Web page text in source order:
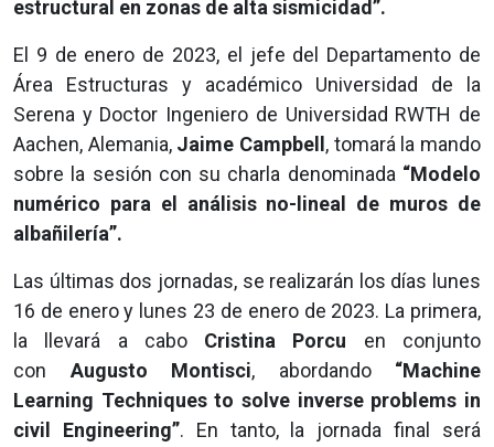
estructural en zonas de alta sismicidad”.
El 9 de enero de 2023, el jefe del Departamento de
Área Estructuras y académico Universidad de la
Serena y Doctor Ingeniero de Universidad RWTH de
Aachen, Alemania, Jaime Campbell , tomará la mando
sobre la sesión con su charla denominada “Modelo
numérico para el análisis no-lineal de muros de
albañilería”.
Las últimas dos jornadas, se realizarán los días lunes
16 de enero y lunes 23 de enero de 2023. La primera,
la llevará a cabo Cristina Porcu en conjunto
con Augusto Montisci, abordando “Machine
Learning Techniques to solve inverse problems in
civil Engineering”. En tanto, la jornada final será